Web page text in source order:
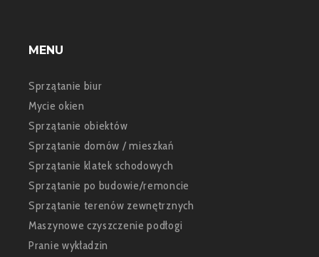
MENU
Sprzątanie biur
Mycie okien
Sprzątanie obiektów
Sprzątanie domów / mieszkań
Sprzątanie klatek schodowych
Sprzątanie po budowie/remoncie
Sprzątanie terenów zewnętrznych
Maszynowe czyszczenie podłogi
Pranie wykładzin